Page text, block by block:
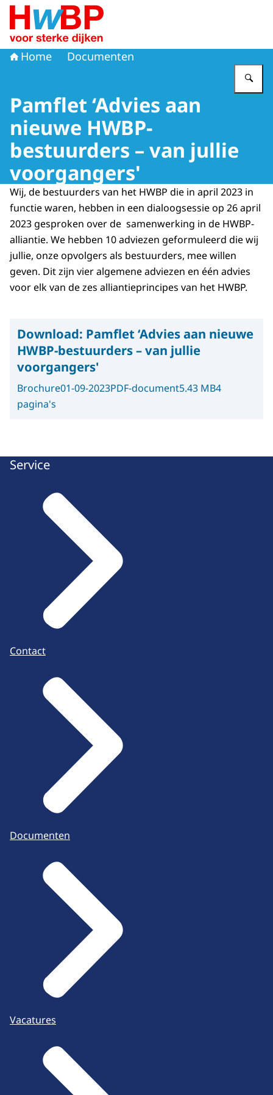
Naar de homepage van
Home Documenten
Pamflet ‘Advies aan
nieuwe HWBP-
bestuurders – van jullie
voorgangers'
Wij, de bestuurders van het HWBP die in april 2023 in
functie waren, hebben in een dialoogsessie op 26 april
2023 gesproken over de samenwerking in de HWBP-
alliantie. We hebben 10 adviezen geformuleerd die wij
jullie, onze opvolgers als bestuurders, mee willen
geven. Dit zijn vier algemene adviezen en één advies
voor elk van de zes alliantieprincipes van het HWBP.
Download: Pamflet ‘Advies aan nieuwe
HWBP-bestuurders – van jullie
voorgangers'
Brochure01-09-2023PDF-document5.43 MB4
pagina's
Service
Contact
Documenten
Vacatures